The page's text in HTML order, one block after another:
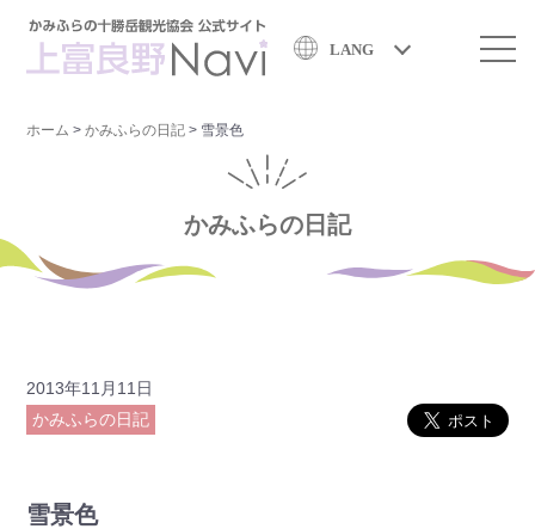
LANG
ホーム >かみふらの日記 > 雪景色
かみふらの日記
2013年11月11日
かみふらの日記
雪景色